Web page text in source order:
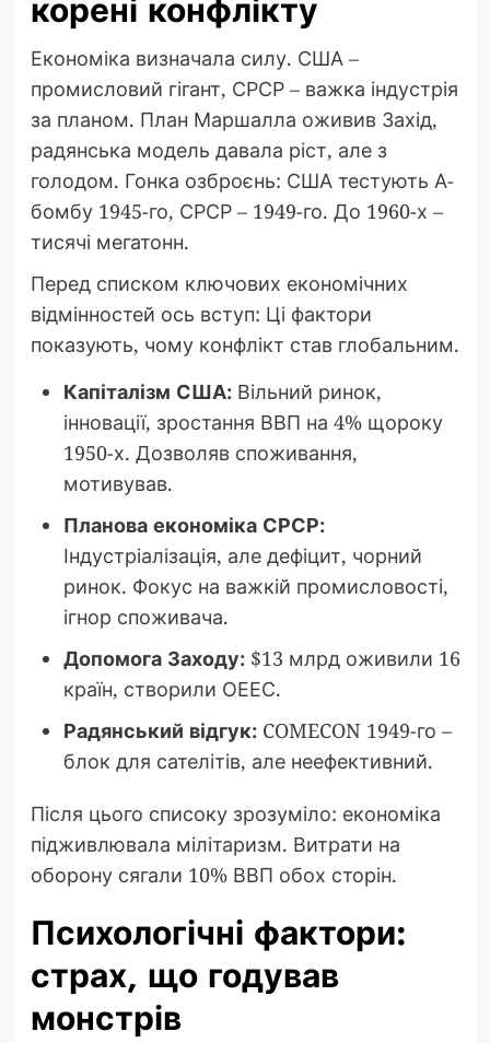
корені конфлікту
Економіка визначала силу. США –
промисловий гігант, СРСР – важка індустрія
за планом. План Маршалла оживив Захід,
радянська модель давала ріст, але з
голодом. Гонка озброєнь: США тестують А-
бомбу 1945-го, СРСР – 1949-го. До 1960-х –
тисячі мегатонн.
Перед списком ключових економічних
відмінностей ось вступ: Ці фактори
показують, чому конфлікт став глобальним.
Капіталізм США:Вільний ринок,
інновації, зростання ВВП на 4% щороку
1950-х. Дозволяв споживання,
мотивував.
Планова економіка СРСР:
Індустріалізація, але дефіцит, чорний
ринок. Фокус на важкій промисловості,
ігнор споживача.
Допомога Заходу:$13 млрд оживили 16
країн, створили ОЕЕС.
Радянський відгук:COMECON 1949-го –
блок для сателітів, але неефективний.
Після цього списоку зрозуміло: економіка
підживлювала мілітаризм. Витрати на
оборону сягали 10% ВВП обох сторін.
Психологічні фактори:
страх, що годував
монстрів